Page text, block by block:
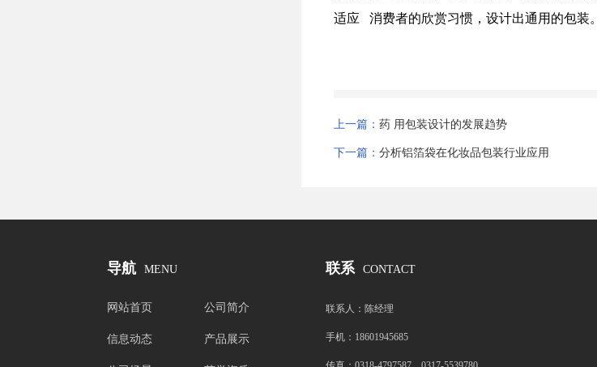
适应 消费者的欣赏习惯，设计出通用的包装。
上一篇： 药 用包装设计的发展趋势
下一篇： 分析铝箔袋在化妆品包装行业应用
导航 MENU
网站首页 公司简介
信息动态 产品展示
联系 CONTACT
联系人： 陈经理
手机： 18601945685